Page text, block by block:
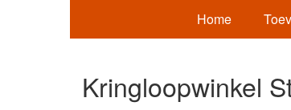
Home
Kringloopwinkel